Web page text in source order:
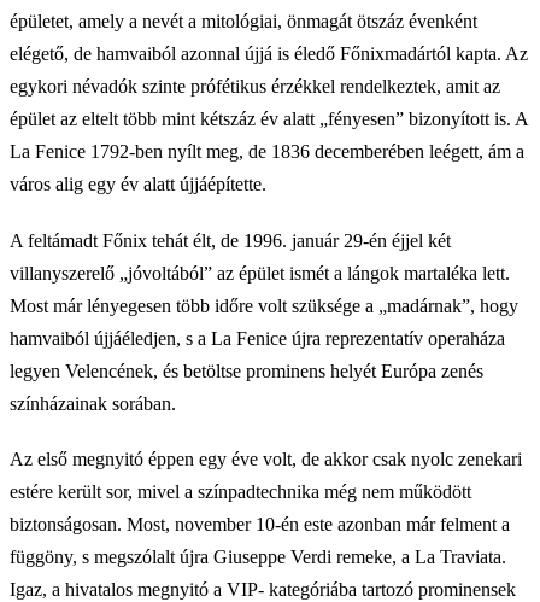
épületet, amely a nevét a mitológiai, önmagát ötszáz évenként
elégető, de hamvaiból azonnal újjá is éledő Főnixmadártól kapta. Az
egykori névadók szinte prófétikus érzékkel rendelkeztek, amit az
épület az eltelt több mint kétszáz év alatt „fényesen” bizonyított is. A
La Fenice 1792-ben nyílt meg, de 1836 decemberében leégett, ám a
város alig egy év alatt újjáépítette.
A feltámadt Főnix tehát élt, de 1996. január 29-én éjjel két
villanyszerelő „jóvoltából” az épület ismét a lángok martaléka lett.
Most már lényegesen több időre volt szüksége a „madárnak”, hogy
hamvaiból újjáéledjen, s a La Fenice újra reprezentatív operaháza
legyen Velencének, és betöltse prominens helyét Európa zenés
színházainak sorában.
Az első megnyitó éppen egy éve volt, de akkor csak nyolc zenekari
estére került sor, mivel a színpadtechnika még nem működött
biztonságosan. Most, november 10-én este azonban már felment a
függöny, s megszólalt újra Giuseppe Verdi remeke, a La Traviata.
Igaz, a hivatalos megnyitó a VIP- kategóriába tartozó prominensek